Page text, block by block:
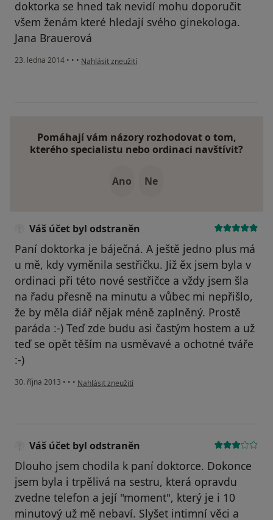
doktorka se hned tak nevidí mohu doporučit
všem ženám které hledají svého ginekologa.
Jana Brauerová
23. ledna 2014 • • • podle názoru uživatele Váš účet byl odstraněn
Nahlásit zneužití
Pomáhají vám názory rozhodovat o tom,
kterého specialistu nebo ordinaci navštívit?
Ano Ne
Váš účet byl odstraněn
Paní doktorka je báječná. A ještě jedno plus má
u mě, kdy vyměnila sestřičku. Již ěx jsem byla v
ordinaci při této nové sestřičce a vždy jsem šla
na řadu přesně na minutu a vůbec mi nepřišlo,
že by měla diář nějak méně zaplněný. Prostě
paráda :-) Teď zde budu asi častým hostem a už
teď se opět těším na usměvavé a ochotné tváře
:-)
30. října 2013 • • • podle názoru uživatele Váš účet byl odstraněn
Nahlásit zneužití
Váš účet byl odstraněn
Dlouho jsem chodila k paní doktorce. Dokonce
jsem byla i trpělivá na sestru, která opravdu
zvedne telefon a její "moment", který je i 10
minutový už mě nebaví. Slyšet intimní věci a